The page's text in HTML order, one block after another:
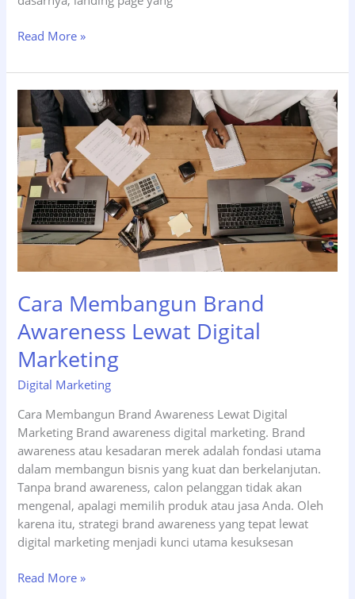
Pentingnya
Page
untuk
Bisnis
Kecil
di
Era
Digital
Read More »
Cara Membangun Brand
Awareness Lewat Digital
Marketing
Digital Marketing
Cara Membangun Brand Awareness Lewat Digital
Marketing Brand awareness digital marketing. Brand
awareness atau kesadaran merek adalah fondasi utama
dalam membangun bisnis yang kuat dan berkelanjutan.
Tanpa brand awareness, calon pelanggan tidak akan
mengenal, apalagi memilih produk atau jasa Anda. Oleh
karena itu, strategi brand awareness yang tepat lewat
digital marketing menjadi kunci utama kesuksesan
Cara
Read More »